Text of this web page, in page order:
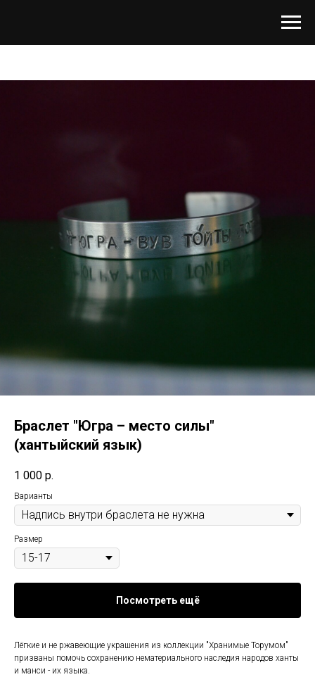
Браслет "Югра – место силы"
(хантыйский язык)
1 000 р.
Варианты
Размер
Посмотреть ещё
Лёгкие и не ржавеющие украшения из коллекции "Хранимые Торумом"
призваны помочь сохранению нематериального наследия народов ханты
и манси - их языка.